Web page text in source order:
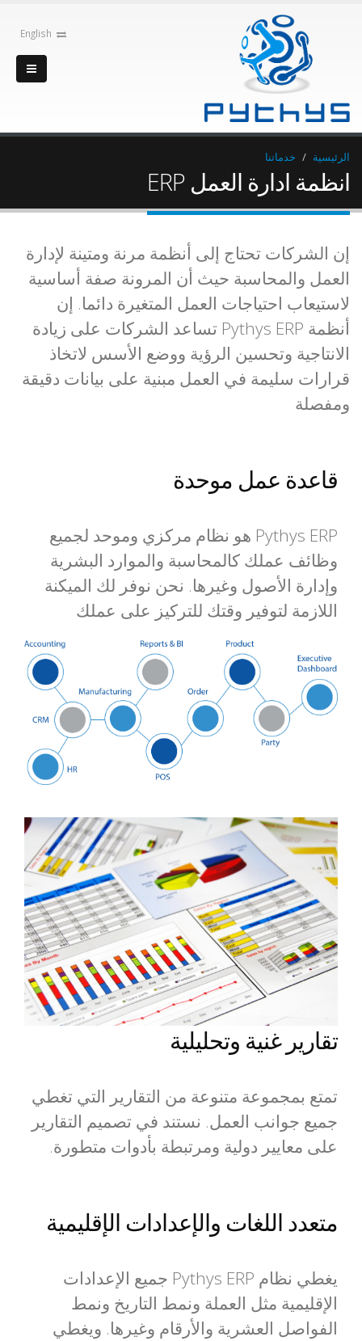
English
الرئيسية خدماتنا
انظمة ادارة العمل ERP
إن الشركات تحتاج إلى أنظمة مرنة ومتينة لإدارة
العمل والمحاسبة حيث أن المرونة صفة أساسية
لاستيعاب احتياجات العمل المتغيرة دائما. إن
أنظمة Pythys ERP تساعد الشركات على زيادة
الانتاجية وتحسين الرؤية ووضع الأسس لاتخاذ
قرارات سليمة في العمل مبنية على بيانات دقيقة
ومفصلة
قاعدة عمل موحدة
Pythys ERP هو نظام مركزي وموحد لجميع
وظائف عملك كالمحاسبة والموارد البشرية
وإدارة الأصول وغيرها. نحن نوفر لك الميكنة
اللازمة لتوفير وقتك للتركيز على عملك
تقارير غنية وتحليلية
تمتع بمجموعة متنوعة من التقارير التي تغطي
جميع جوانب العمل. نستند في تصميم التقارير
على معايير دولية ومرتبطة بأدوات متطورة.
متعدد اللغات والإعدادات الإقليمية
يغطي نظام Pythys ERP جميع الإعدادات
الإقليمية مثل العملة ونمط التاريخ ونمط
الفواصل العشرية والأرقام وغيرها. ويغطي